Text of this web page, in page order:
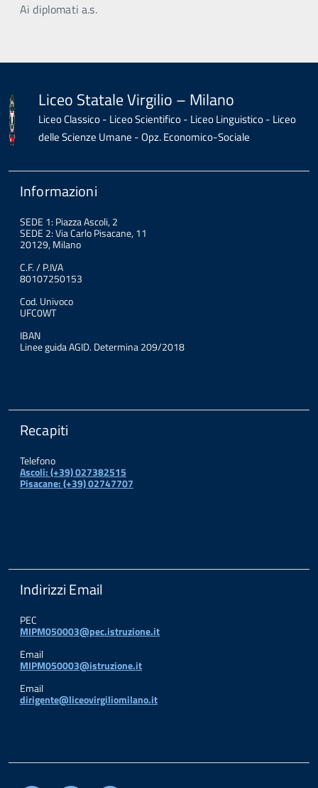
Ai diplomati a.s.
Liceo Statale Virgilio – Milano
Liceo Classico - Liceo Scientifico - Liceo Linguistico - Liceo
delle Scienze Umane - Opz. Economico-Sociale
Informazioni
SEDE 1: Piazza Ascoli, 2
SEDE 2: Via Carlo Pisacane, 11
20129, Milano
C.F. / P.IVA
80107250153
Cod. Univoco
UFC0WT
IBAN
Linee guida AGID. Determina 209/2018
Recapiti
Telefono
Ascoli: (+39) 027382515
Pisacane: (+39) 02747707
Indirizzi Email
PEC
MIPM050003@pec.istruzione.it
Email
MIPM050003@istruzione.it
Email
dirigente@liceovirgiliomilano.it